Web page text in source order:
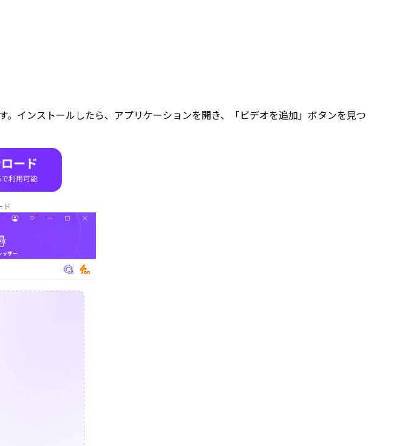
インストールしたら、アプリケーションを開き、「ビデオを追加」ボタンを見つ